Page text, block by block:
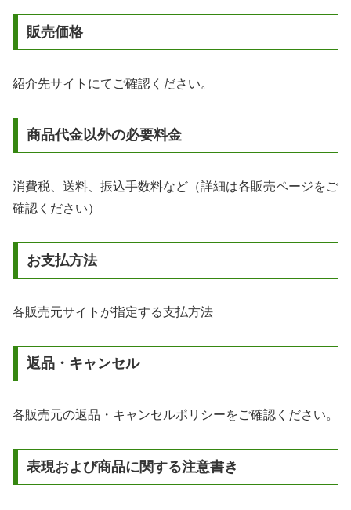
販売価格
紹介先サイトにてご確認ください。
商品代金以外の必要料金
消費税、送料、振込手数料など（詳細は各販売ページをご
確認ください）
お支払方法
各販売元サイトが指定する支払方法
返品・キャンセル
各販売元の返品・キャンセルポリシーをご確認ください。
表現および商品に関する注意書き